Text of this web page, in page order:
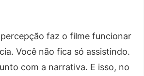
faz o filme funcionar
Você não fica só assistindo.
com a narrativa. E isso, no